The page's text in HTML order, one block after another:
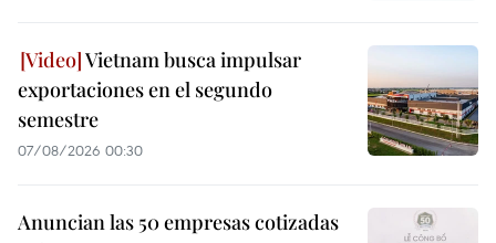
Vietnam busca impulsar
exportaciones en el segundo
semestre
07/08/2026 00:30
Anuncian las 50 empresas cotizadas